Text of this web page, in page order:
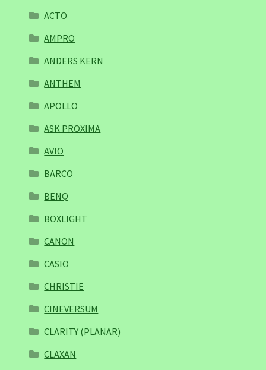
ACTO
AMPRO
ANDERS KERN
ANTHEM
APOLLO
ASK PROXIMA
AVIO
BARCO
BENQ
BOXLIGHT
CANON
CASIO
CHRISTIE
CINEVERSUM
CLARITY (PLANAR)
CLAXAN